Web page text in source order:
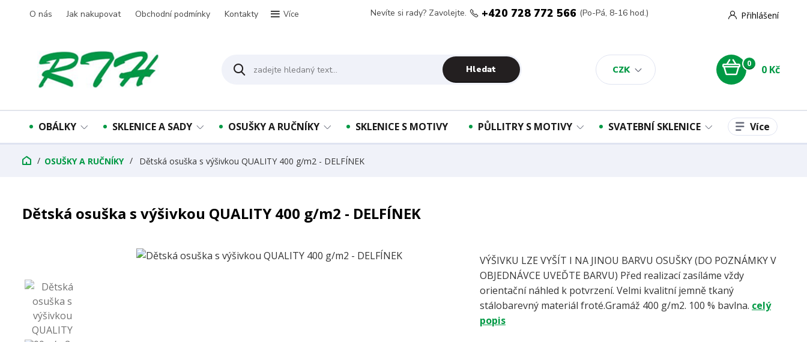
O nás Jak nakupovat Obchodní podmínky Kontakty Více
CZK
Přihlášení
Hledat
Nevíte si rady? Zavolejte. +420 728 772 566 (Po-Pá, 8-16 hod.)
0 0 Kč
OBÁLKY SKLENICE A SADY OSUŠKY A RUČNÍKY SKLENICE S MOTIVY PŮLLITRY S MOTIVY SVATEBNÍ SKLENICE Více
OSUŠKY A RUČNÍKY Dětská osuška s výšivkou QUALITY 400 g/m2 - DELFÍNEK
Dětská osuška s výšivkou QUALITY 400 g/m2 - DELFÍNEK
VÝŠIVKU LZE VYŠÍT I NA JINOU BARVU OSUŠKY (DO POZNÁMKY V
OBJEDNÁVCE UVEĎTE BARVU) Před realizací zasíláme vždy
orientační náhled k potvrzení. Velmi kvalitní jemně tkaný
stálobarevný materiál froté.Gramáž 400 g/m2. 100 % bavlna. celý
popis